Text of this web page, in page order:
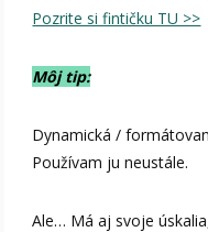
Pozrite si fintičku TU >>
Môj tip:
Dynamická /
Používam ju neustále.
Ale… Má aj svoje